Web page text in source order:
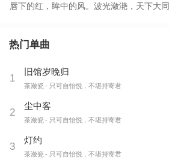
唇下的红，眸中的风。波光潋滟，天下大同
热门单曲
1
旧馆岁晚归
茶潋瓷 - 只可自怡悦，不堪持寄君
2
尘中客
茶潋瓷 - 只可自怡悦，不堪持寄君
3
灯约
茶潋瓷 - 只可自怡悦，不堪持寄君